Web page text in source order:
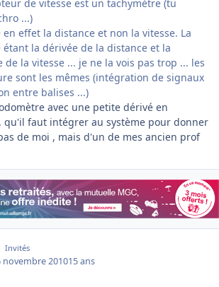
de vitesse est un tachymètre (tu
...)
effet la distance et non la vitesse. La
étant la dérivée de la distance et la
la vitesse ... je ne la vois pas trop ... les
sont les mêmes (intégration de signaux
entre balises ...)
avec une petite dérivé en
qu'il faut intégrer au système pour donner
de moi , mais d'un de mes ancien prof
Invités
novembre 201015 ans